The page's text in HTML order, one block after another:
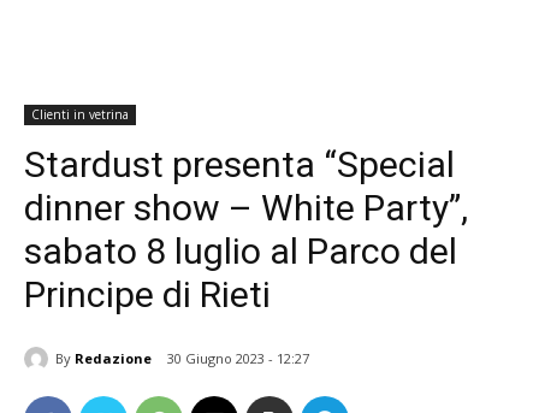
Clienti in vetrina
Stardust presenta “Special
dinner show – White Party”,
sabato 8 luglio al Parco del
Principe di Rieti
By Redazione 30 Giugno 2023 - 12:27